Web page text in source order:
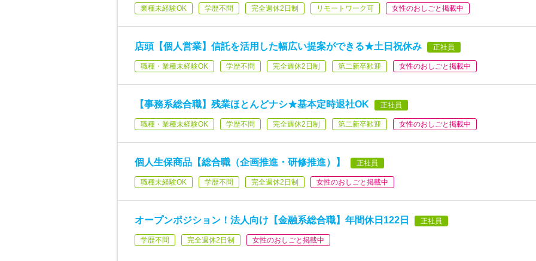
業種未経験OK 学歴不問 完全週休2日制 リモートワーク可 女性のおしごと掲載中
店頭【個人営業】信託を活用した幅広い提案ができる★土日祝休み 正社員
職種・業種未経験OK 学歴不問 完全週休2日制 第二新卒歓迎 女性のおしごと掲載中
【事務系総合職】残業ほとんどナシ★基本定時退社OK 正社員
職種・業種未経験OK 学歴不問 完全週休2日制 第二新卒歓迎 女性のおしごと掲載中
個人生保商品【総合職（企画推進・研修推進）】 正社員
職種未経験OK 学歴不問 完全週休2日制 女性のおしごと掲載中
オープンポジション！法人向け【金融系総合職】年間休日122日 正社員
学歴不問 完全週休2日制 女性のおしごと掲載中